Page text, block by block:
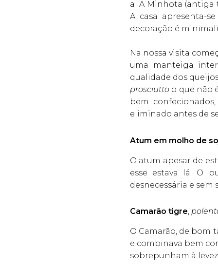
a A Minhota (antiga
A casa apresenta-
decoração é
Na nossa visita
uma manteiga
qualidade dos
prosciutto o que não
bem
eliminado antes de
Atum em molho de
O atum apesar de
esse estava lá. O
desnecessária e
Camarão tigre,
O Camarão, de bom
e combinava bem
sobrepunham à